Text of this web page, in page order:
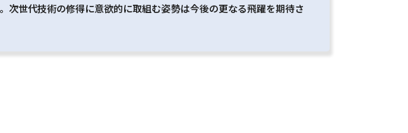
次世代技術の修得に意欲的に取組む姿勢は今後の更なる飛躍を期待さ